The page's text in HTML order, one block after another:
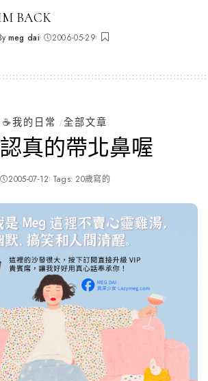
BACK
meg dai 2006-05-29
☕️我的日常 全部文章
真的帶北鼻喔
2005-07-12 Tags: 20歲寫的